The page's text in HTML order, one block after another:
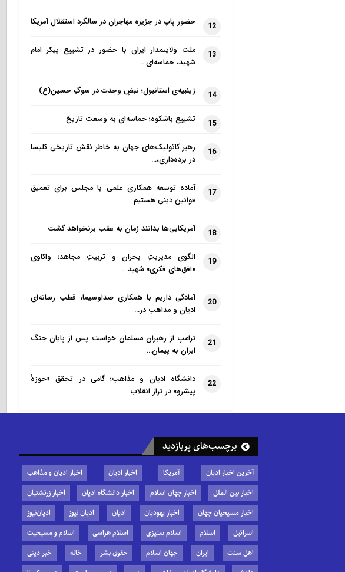
12 حضور پاپ در جزیره مهاجران در سالگرد استقلال آمریکا
13
ملت ولایتمدار ایران با حضور در تشییع پیکر امام
شهید، حماسه‌ای…
14 زینبیه‌ی استانبول؛ نبضِ وحدت در سوگِ حسین(ع)
15 تشییع باشکوه؛ حماسه‌ای به وسعت تاریخ
16
رهبر کاتولیک‌های جهان به خاطر نقش تاریخی کلیسا
در برده‌داری،…
17
آماده توسعه همکاری علمی با مجلس برای تعمیق
قوانین دینی هستیم
18 آمریکایی‌ها بدانند زمان به عقب برنخواهد گشت
19
الگوی مدیریتِ بحران و تربیتِ مجاهد؛ واکاوی
«افق‌های فکری» شهید…
20
آمادگی داریم با همکاری صداوسیما، قطب رسانه‌ای
ادیان و مذاهب در…
21
ترامپ از رهبران مسلمان خواست پس از پایان جنگ
ایران به پیمان…
22
دانشگاه ادیان و مذاهب؛ گامی در تحقق «حوزهٔ
پیشرو» در تراز انقلاب
برچسب‌های پربازدید
آخرین اخبار ادیان آمریکا اخبار ادیان
اخبار ادیان و مذاهب
اخبار بین الملل
اخبار جهان اسلام اخبار دانشگاه ادیان
اخبار زرتشتیان
اخبار مسیحیان جهان
اخبار یهودیان ادیان ادیان نیوز
ادیان‌نیوز
اسرائیل
اسلام اسلام ستیزی اسلام هراسی
اسلام و مسیحیت
اهل سنت
ایران جهان اسلام حقوق بشر خانه
خبر دینی